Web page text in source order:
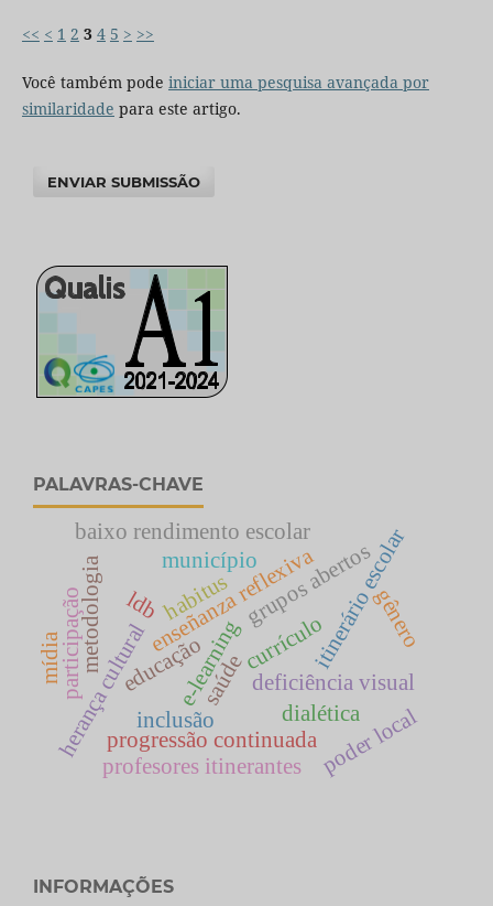
<< < 1 2 3 4 5 > >>
Você também pode iniciar uma pesquisa avançada por
similaridade para este artigo.
ENVIAR SUBMISSÃO
PALAVRAS-CHAVE
educação deficiência visual
inclusão
e-learning
enseñanza reflexiva
habitus
herança cultural
itinerário escolar
baixo rendimento escolar
progressão continuada
saúde
participaçãometodologia grupos abertos
dialética
município
poder local
currículo
ldb gênero
mídia
profesores itinerantes
INFORMAÇÕES